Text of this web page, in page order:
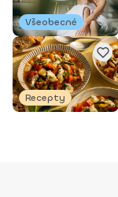
Všeobecné
Recepty